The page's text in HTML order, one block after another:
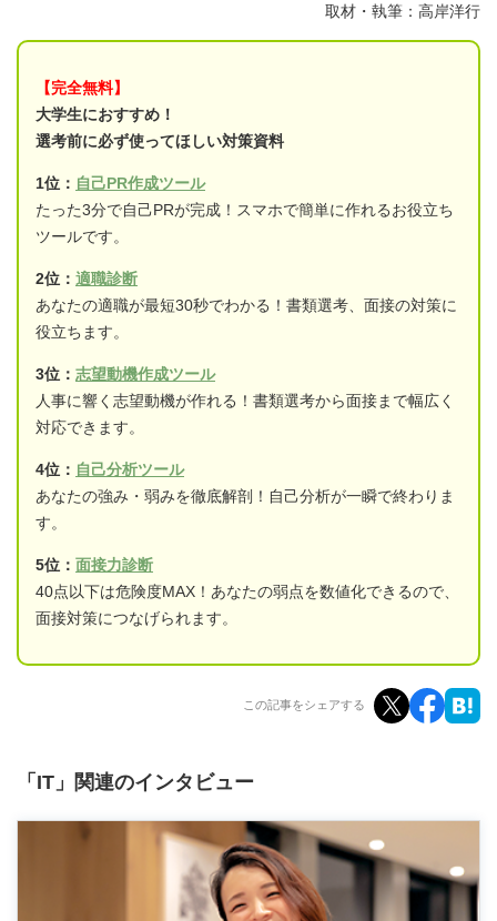
取材・執筆：高岸洋行
【完全無料】
大学生におすすめ！
選考前に必ず使ってほしい対策資料
1位： 自己PR作成ツール
たった3分で自己PRが完成！スマホで簡単に作れるお役立ち
ツールです。
2位： 適職診断
あなたの適職が最短30秒でわかる！書類選考、面接の対策に
役立ちます。
3位： 志望動機作成ツール
人事に響く志望動機が作れる！書類選考から面接まで幅広く
対応できます。
4位： 自己分析ツール
あなたの強み・弱みを徹底解剖！自己分析が一瞬で終わりま
す。
5位： 面接力診断
40点以下は危険度MAX！あなたの弱点を数値化できるので、
面接対策につなげられます。
この記事をシェアする
「IT」関連のインタビュー